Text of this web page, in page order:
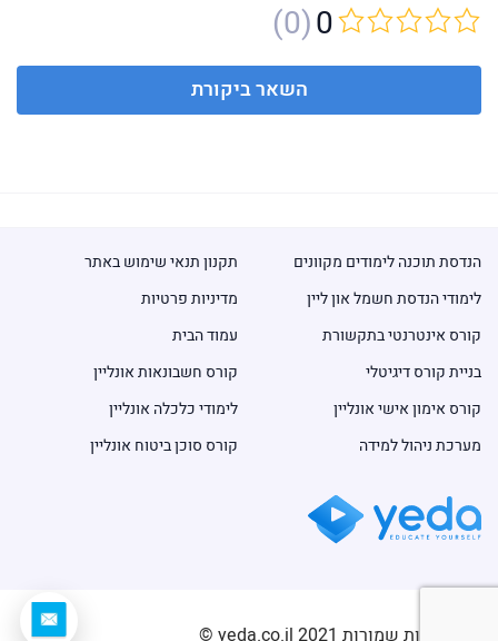
(0)0
השאר ביקורת
תקנון תנאי שימוש באתר
מדיניות פרטיות
עמוד הבית
הנדסת תוכנה לימודים מקוונים
לימודי הנדסת חשמל און ליין
קורס אינטרנטי בתקשורת
קורס חשבונאות אונליין
לימודי כלכלה אונליין
קורס סוכן ביטוח אונליין
בניית קורס דיגיטלי
קורס אימון אישי אונליין
מערכת ניהול למידה
כל הזכויות שמורות 2021 yeda.co.il ©